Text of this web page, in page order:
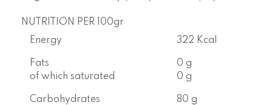
NUTRITION PER 100gr
Energy
322 Kcal
Fats
of which saturated
0 g
0 g
Carbohydrates
80 g